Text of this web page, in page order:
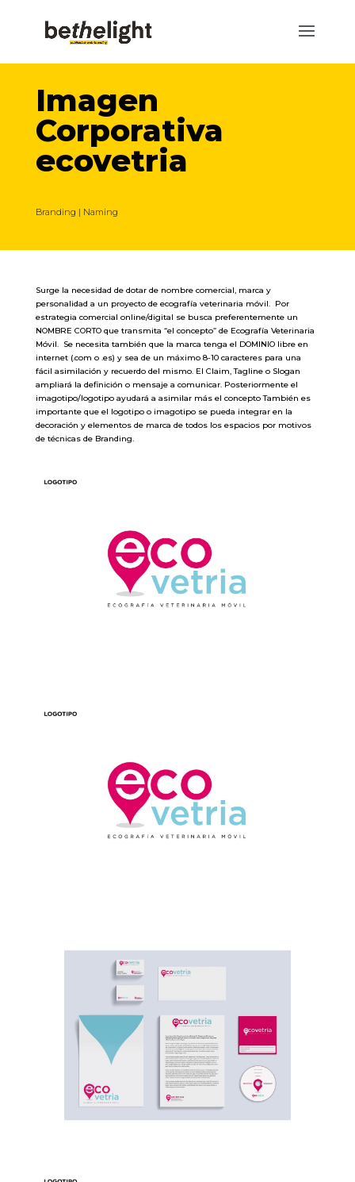
Imagen
Corporativa
ecovetria
Branding | Naming
Surge la necesidad de dotar de nombre comercial, marca y
personalidad a un proyecto de ecografía veterinaria móvil. Por
estrategia comercial online/digital se busca preferentemente un
NOMBRE CORTO que transmita “el concepto” de Ecografía Veterinaria
Móvil. Se necesita también que la marca tenga el DOMINIO libre en
internet (.com o .es) y sea de un máximo 8-10 caracteres para una
fácil asimilación y recuerdo del mismo. El Claim, Tagline o Slogan
ampliará la definición o mensaje a comunicar. Posteriormente el
imagotipo/logotipo ayudará a asimilar más el concepto También es
importante que el logotipo o imagotipo se pueda integrar en la
decoración y elementos de marca de todos los espacios por motivos
de técnicas de Branding.